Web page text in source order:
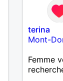
terina
Mont-
Femme